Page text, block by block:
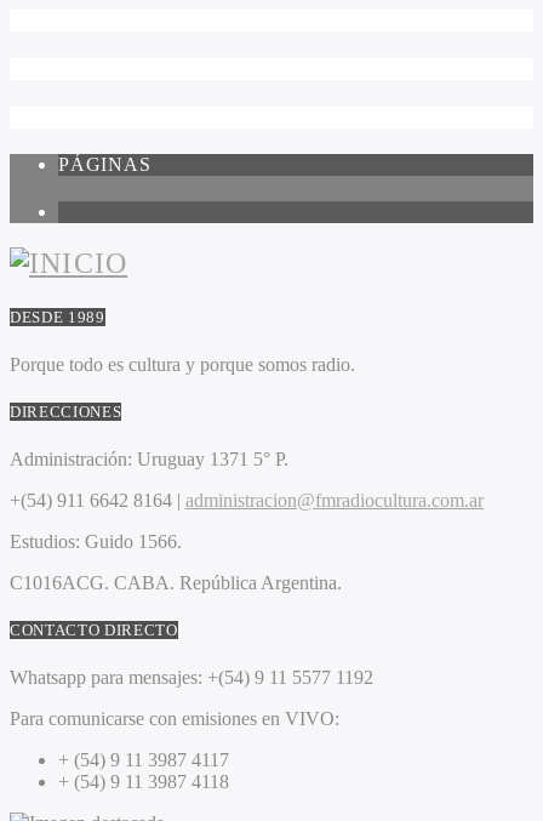
PÁGINAS
DESDE 1989
Porque todo es cultura y porque somos radio.
DIRECCIONES
Administración: Uruguay 1371 5° P.
+(54) 911 6642 8164 | administracion@fmradiocultura.com.ar
Estudios: Guido 1566.
C1016ACG. CABA. República Argentina.
CONTACTO DIRECTO
Whatsapp para mensajes: +(54) 9 11 5577 1192
Para comunicarse con emisiones en VIVO:
+ (54) 9 11 3987 4117
+ (54) 9 11 3987 4118